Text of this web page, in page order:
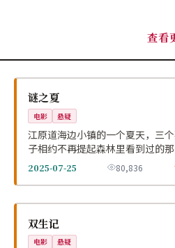
查看
韩国
谜之夏
电影 悬疑
江原道海边小镇的一个夏天，三
子相约不再提起森林里看到过的
秘密。
2025-07-25 80,836
中国
双生记
电影 悬疑